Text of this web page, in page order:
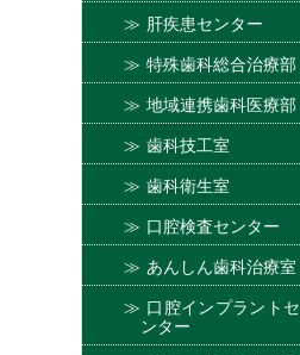
肝疾患センター
特殊歯科総合治療部
地域連携歯科医療部
歯科技工室
歯科衛生室
口腔検査センター
あんしん歯科治療室
口腔インプラントセ
ンター